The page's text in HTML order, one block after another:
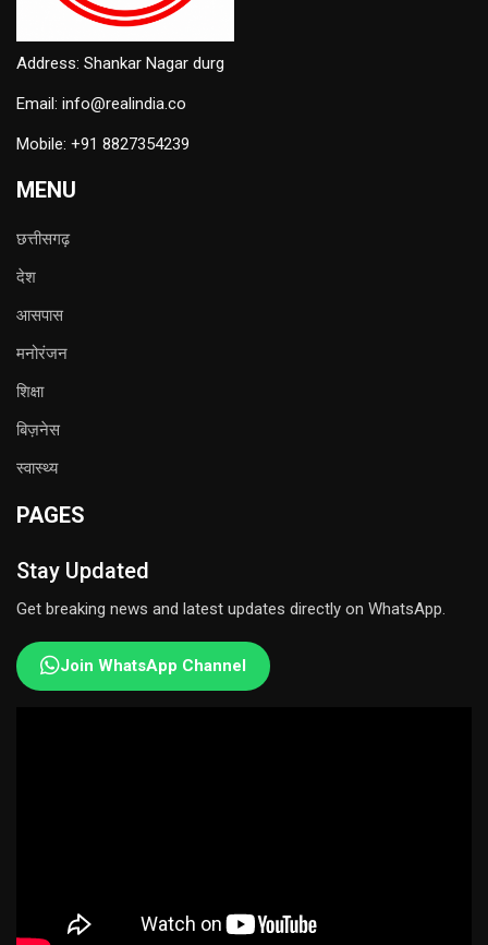
Address: Shankar Nagar durg
Email: info@realindia.co
Mobile: +91 8827354239
MENU
छत्तीसगढ़
देश
आसपास
मनोरंजन
शिक्षा
बिज़नेस
स्वास्थ्य
PAGES
Stay Updated
Get breaking news and latest updates directly on WhatsApp.
Join WhatsApp Channel